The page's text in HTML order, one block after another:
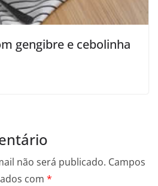
gengibre e cebolinha
não será publicado. Campos
com *